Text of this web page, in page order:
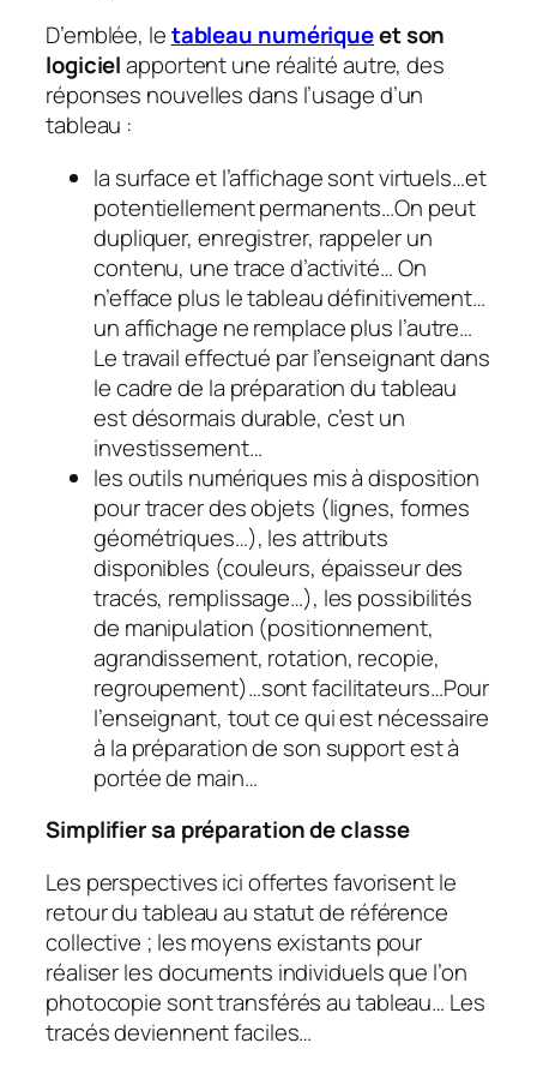
D’emblée, letableau numériqueet son
logicielapportent une réalité autre, des
réponses nouvelles dans l’usage d’un
tableau :
la surface et l’affichage sont virtuels…et
potentiellement permanents…On peut
dupliquer, enregistrer, rappeler un
contenu, une trace d’activité… On
n’efface plus le tableau définitivement…
un affichage ne remplace plus l’autre…
Le travail effectué par l’enseignant dans
le cadre de la préparation du tableau
est désormais durable, c’est un
investissement…
les outils numériques mis à disposition
pour tracer des objets (lignes, formes
géométriques…), les attributs
disponibles (couleurs, épaisseur des
tracés, remplissage…), les possibilités
de manipulation (positionnement,
agrandissement, rotation, recopie,
regroupement)…sont facilitateurs…Pour
l’enseignant, tout ce qui est nécessaire
à la préparation de son support est à
portée de main…
Simplifier sa préparation de classe
Les perspectives ici offertes favorisent le
retour du tableau au statut de référence
collective ; les moyens existants pour
réaliser les documents individuels que l’on
photocopie sont transférés au tableau… Les
tracés deviennent faciles…